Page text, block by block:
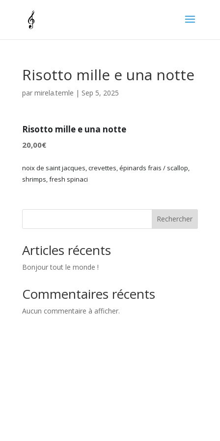
Risotto mille e una notte
par mirela.temle | Sep 5, 2025
Risotto mille e una notte
20,00€
noix de saint jacques, crevettes, épinards frais / scallop,
shrimps, fresh spinaci
Rechercher
Articles récents
Bonjour tout le monde !
Commentaires récents
Aucun commentaire à afficher.